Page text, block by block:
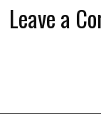
Leave a